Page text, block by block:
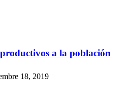
a la población
18, 2019